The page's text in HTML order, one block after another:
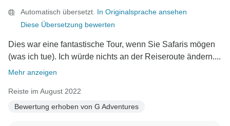
Automatisch übersetzt. In Originalsprache ansehen
Diese Übersetzung bewerten
Dies war eine fantastische Tour, wenn Sie Safaris mögen
(was ich tue). Ich würde nichts an der Reiseroute ändern....
Mehr anzeigen
Reiste im August 2022
Bewertung erhoben von G Adventures